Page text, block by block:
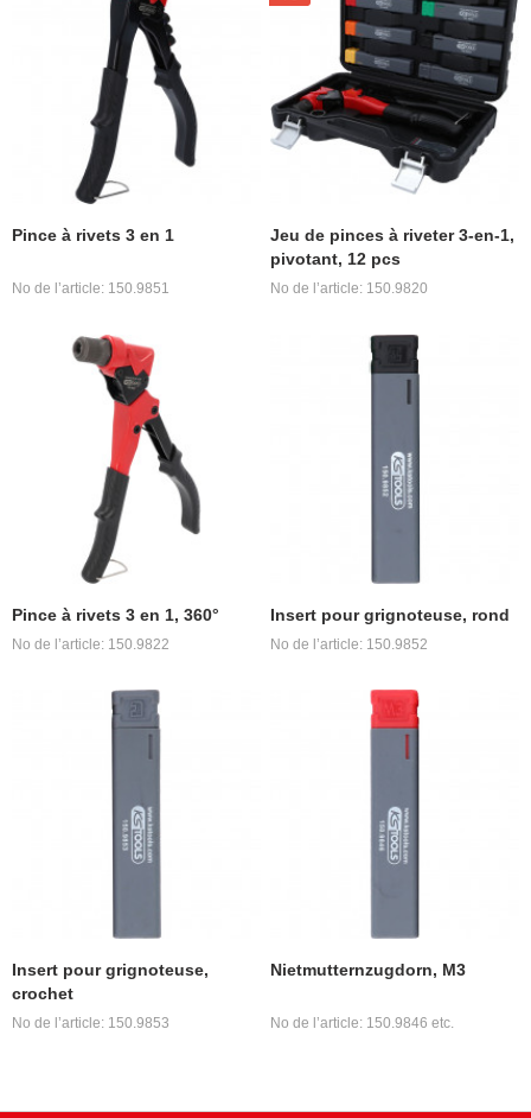
Pince à rivets 3 en 1
No de l’article: 150.9851
Jeu de pinces à riveter 3-en-1,
pivotant, 12 pcs
No de l’article: 150.9820
Pince à rivets 3 en 1, 360°
No de l’article: 150.9822
Insert pour grignoteuse, rond
No de l’article: 150.9852
Insert pour grignoteuse,
crochet
No de l’article: 150.9853
Nietmutternzugdorn, M3
No de l’article: 150.9846 etc.